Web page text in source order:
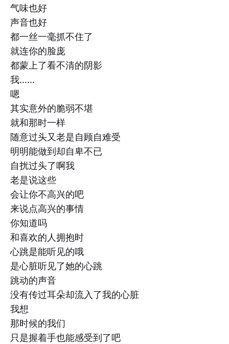
气味也好
声音也好
都一丝一毫抓不住了
就连你的脸庞
都蒙上了看不清的阴影
我......
嗯
其实意外的脆弱不堪
就和那时一样
随意过头又老是自顾自难受
明明能做到却自卑不已
自扰过头了啊我
老是说这些
会让你不高兴的吧
来说点高兴的事情
你知道吗
和喜欢的人拥抱时
心跳是能听见的哦
是心脏听见了她的心跳
跳动的声音
没有传过耳朵却流入了我的心脏
我想
那时候的我们
只是握着手也能感受到了吧